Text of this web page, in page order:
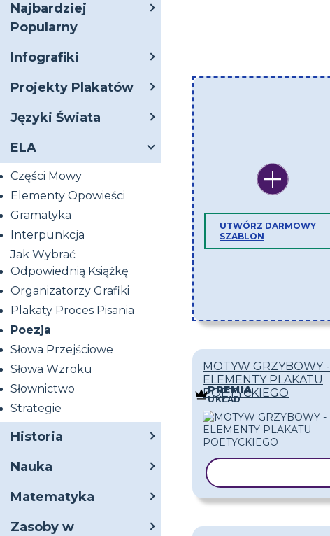
Najbardziej
Popularny
Infografiki
Projekty Plakatów
Języki Świata
ELA
Części Mowy
Elementy Opowieści
Gramatyka
Interpunkcja
Jak Wybrać
Odpowiednią Książkę
Organizatorzy Grafiki
Plakaty Proces Pisania
Poezja
Słowa Przejściowe
Słowa Wzroku
Słownictwo
Strategie
Historia
Nauka
Matematyka
Zasoby w
UTWÓRZ DARMOWY
SZABLON
MOTYW GRZYBOWY -
ELEMENTY PLAKATU
POETYCKIEGO
PREMIA
UKŁAD